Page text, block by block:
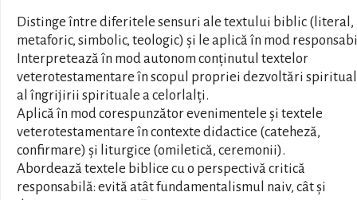
Distinge între diferitele sensuri ale textului biblic (literal,
metaforic, simbolic, teologic) și le aplică în mod
Interpretează în mod autonom conținutul textelor
veterotestamentare în scopul propriei dezvoltări
al îngrijirii spirituale a celorlalți.
Aplică în mod corespunzător evenimentele și textele
veterotestamentare în contexte didactice (cateheză,
confirmare) și liturgice (omiletică, ceremonii).
Abordează textele biblice cu o perspectivă critică
responsabilă: evită atât fundamentalismul naiv, cât și